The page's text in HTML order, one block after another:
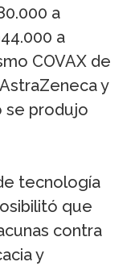
a
a
COVAX de
y
se produjo
tecnología
que
contra
y